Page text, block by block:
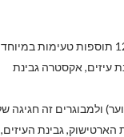
כוללת גבינת 100% מוצרלה, רוטב עגבניות משובח וכמובן 12 תוספות טעימות
עיזים, אקסטרה גבינת
ולמבוגרים זה חגיגה
גבינת העיזים,